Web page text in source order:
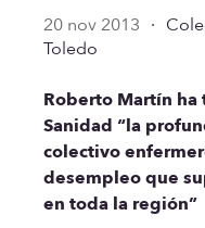
20 nov 2013 ·
Toledo
Roberto Martín
Sanidad “la
colectivo
desempleo que
en toda la región”